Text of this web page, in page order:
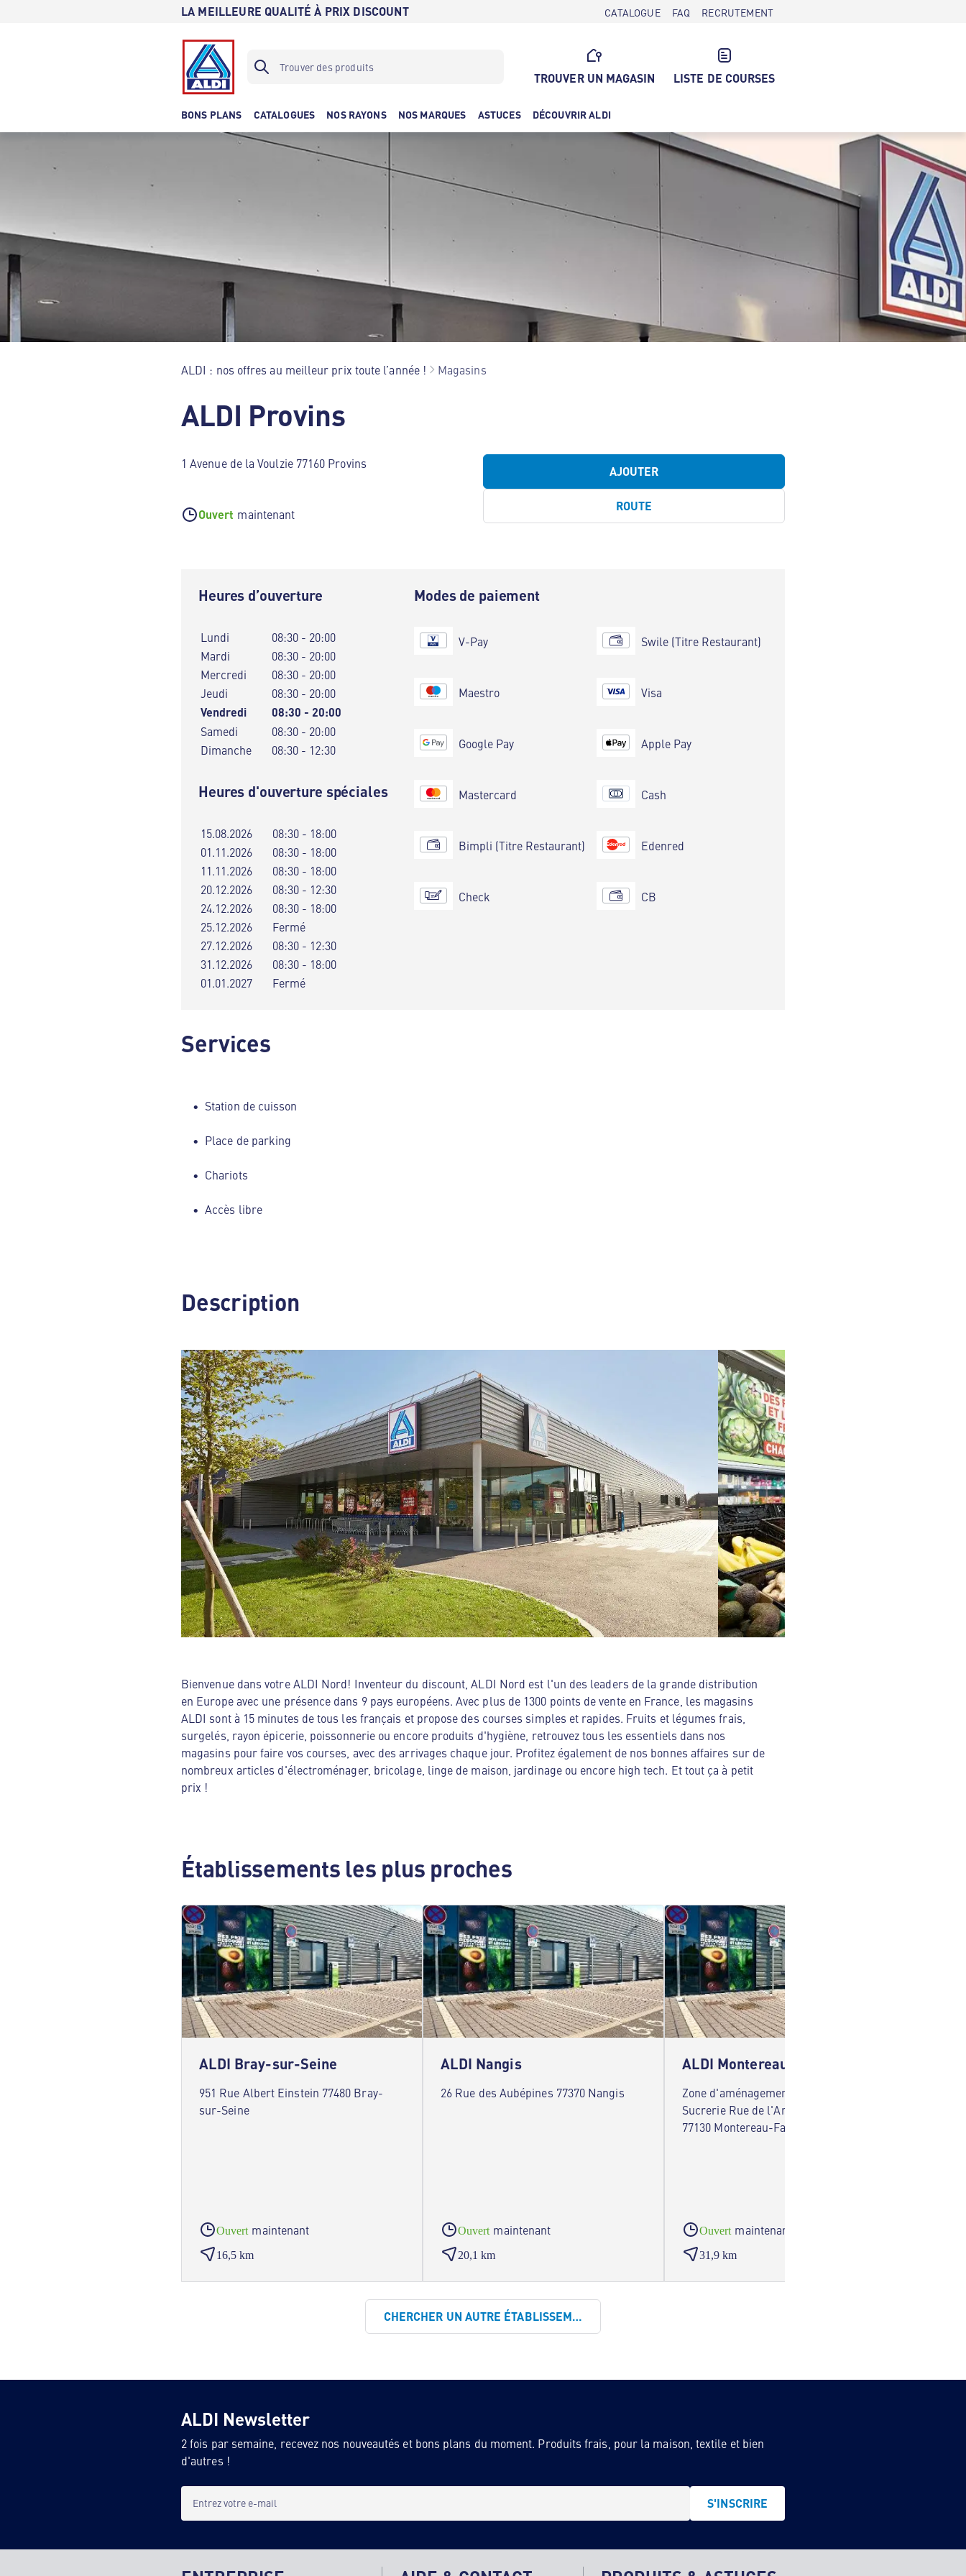
LA MEILLEURE QUALITÉ À PRIX DISCOUNT CATALOGUE FAQ RECRUTEMENT
TROUVER UN MAGASIN LISTE DE COURSES
BONS PLANS CATALOGUES NOS RAYONS NOS MARQUES ASTUCES DÉCOUVRIR ALDI
ALDI : nos offres au meilleur prix toute l’année ! Magasins
ALDI Provins
1 Avenue de la Voulzie 77160 Provins
Ouvert maintenant
AJOUTER
ROUTE
Heures d’ouverture
Lundi
08:30 - 20:00
Mardi
08:30 - 20:00
Mercredi
08:30 - 20:00
Jeudi
08:30 - 20:00
Vendredi 08:30 - 20:00
Samedi
08:30 - 20:00
Dimanche
08:30 - 12:30
Heures d'ouverture spéciales
15.08.2026
08:30 - 18:00
01.11.2026
08:30 - 18:00
11.11.2026
08:30 - 18:00
20.12.2026
08:30 - 12:30
24.12.2026
08:30 - 18:00
25.12.2026
Fermé
27.12.2026
08:30 - 12:30
31.12.2026
08:30 - 18:00
01.01.2027
Fermé
Modes de paiement
V-Pay
Maestro
Google Pay
Mastercard
Bimpli (Titre Restaurant)
Check
Swile (Titre Restaurant)
Visa
Apple Pay
Cash
Edenred
CB
Services
Station de cuisson
Place de parking
Chariots
Accès libre
Description
Bienvenue dans votre ALDI Nord! Inventeur du discount, ALDI Nord est l'un des leaders de la grande distribution
en Europe avec une présence dans 9 pays européens. Avec plus de 1300 points de vente en France, les magasins
ALDI sont à 15 minutes de tous les français et propose des courses simples et rapides. Fruits et légumes frais,
surgelés, rayon épicerie, poissonnerie ou encore produits d'hygiène, retrouvez tous les essentiels dans nos
magasins pour faire vos courses, avec des arrivages chaque jour. Profitez également de nos bonnes affaires sur de
nombreux articles d'électroménager, bricolage, linge de maison, jardinage ou encore high tech. Et tout ça à petit
prix !
Établissements les plus proches
ALDI Bray-sur-Seine
951 Rue Albert Einstein 77480 Bray-
sur-Seine
Ouvert maintenant
16,5 km
ALDI Nangis
26 Rue des Aubépines 77370 Nangis
Ouvert maintenant
20,1 km
ALDI Montereau-Fault-Yonne
Zone d'aménagement concerté de la
Sucrerie Rue de l'Ancienne Sucrerie
77130 Montereau-Fault-Yonne
Ouvert maintenant
31,9 km
CHERCHER UN AUTRE ÉTABLISSEMENT
ALDI Newsletter
2 fois par semaine, recevez nos nouveautés et bons plans du moment. Produits frais, pour la maison, textile et bien
d'autres !
Entrez votre e-mail S'INSCRIRE